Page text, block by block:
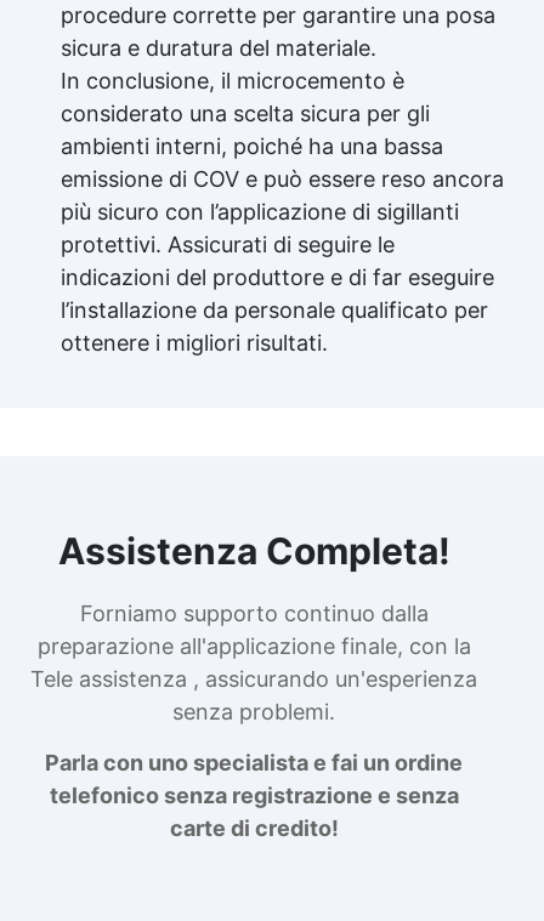
procedure corrette per garantire una posa
sicura e duratura del materiale.
In conclusione, il microcemento è
considerato una scelta sicura per gli
ambienti interni, poiché ha una bassa
emissione di COV e può essere reso ancora
più sicuro con l’applicazione di sigillanti
protettivi. Assicurati di seguire le
indicazioni del produttore e di far eseguire
l’installazione da personale qualificato per
ottenere i migliori risultati.
Assistenza Completa!
Forniamo supporto continuo dalla
preparazione all'applicazione finale, con la
Tele assistenza , assicurando un'esperienza
senza problemi.
Parla con uno specialista e fai un ordine
telefonico senza registrazione e senza
carte di credito!